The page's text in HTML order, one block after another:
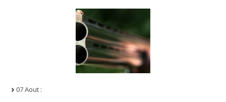
07 Aout :